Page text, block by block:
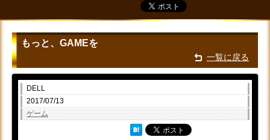
もっと、GAMEを
一覧に戻る
DELL
2017/07/13
ゲーム